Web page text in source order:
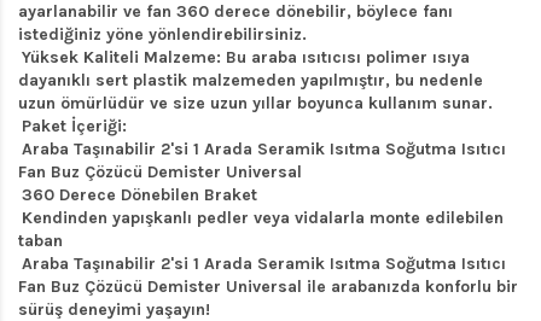
ayarlanabilir ve fan 360 derece dönebilir, böylece fanı
istediğiniz yöne yönlendirebilirsiniz.
Yüksek Kaliteli Malzeme: Bu araba ısıtıcısı polimer ısıya
dayanıklı sert plastik malzemeden yapılmıştır, bu nedenle
uzun ömürlüdür ve size uzun yıllar boyunca kullanım sunar.
Paket İçeriği:
Araba Taşınabilir 2'si 1 Arada Seramik Isıtma Soğutma Isıtıcı
Fan Buz Çözücü Demister Universal
360 Derece Dönebilen Braket
Kendinden yapışkanlı pedler veya vidalarla monte edilebilen
taban
Araba Taşınabilir 2'si 1 Arada Seramik Isıtma Soğutma Isıtıcı
Fan Buz Çözücü Demister Universal ile arabanızda konforlu bir
sürüş deneyimi yaşayın!